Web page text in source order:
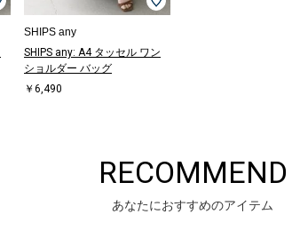
SHIPS any
SHIPS any: A4 タッセル ワン
ショルダー バッグ
￥6,490
RECOMMEND
あなたにおすすめのアイテム